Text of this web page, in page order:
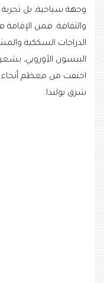
وجهة سياحية، بل تجربة
والثقافة. فمن
الدراجات السككية
البيسون الأوروبي، يشعر
اختفت من معظم أنحاء
شرق بولندا.